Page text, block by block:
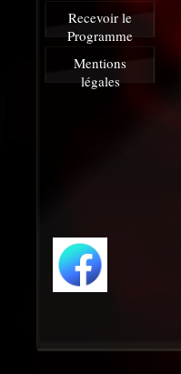
Recevoir le
Programme
Mentions
légales